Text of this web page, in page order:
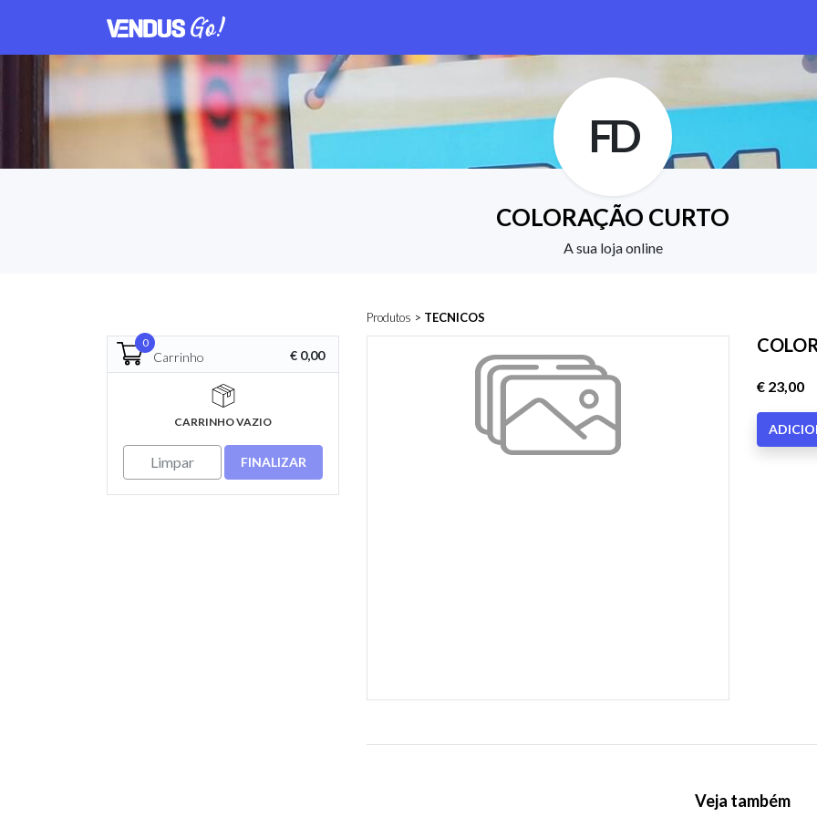
FD
COLORAÇÃO CURTO
A sua loja online
Produtos > TECNICOS
0
Carrinho € 0,00
CARRINHO VAZIO
Limpar FINALIZAR
€ 23,00
Veja também